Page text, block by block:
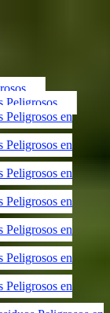
Peligrosos
Peligrosos en
Peligrosos en
Peligrosos en
Peligrosos en
Peligrosos en
Peligrosos en
Peligrosos en